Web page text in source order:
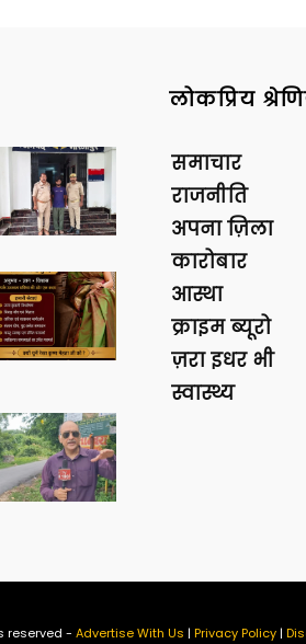
लोकप्रिय
समाचार
राजनीति
अपना ज़िला
कारोबार
आस्था
क्राइम ब्यूरो
ज़रा इधर भी
स्वास्थ्य
reserved - Advertise With Us | Privacy Policy|